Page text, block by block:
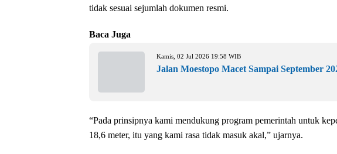
tidak sesuai sejumlah dokumen resmi.
Baca Juga
Kamis, 02 Jul 2026 19:58 WIB
Jalan Moestopo Macet Sampai September
“Pada prinsipnya kami mendukung program pemerintah untuk
18,6 meter, itu yang kami rasa tidak masuk akal,” ujarnya.